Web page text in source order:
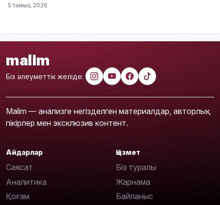
5 тамыз, 2026
malim
Біз әлеуметтік желіде:
Malim — анализге негізделген материалдар, авторлық
пікірлер мен эксклюзив контент.
Айдарлар
Саясат
Аналитика
Қоғам
Қызмет
Біз туралы
Жарнама
Байланыс